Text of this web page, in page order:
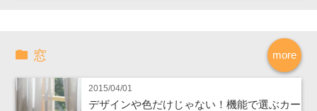
more
窓
2015/04/01
デザインや色だけじゃない！機能で選ぶカー